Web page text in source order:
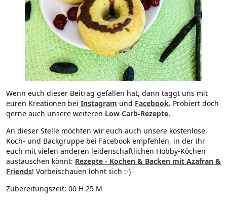
Wenn euch dieser Beitrag gefallen hat, dann taggt uns mit
euren Kreationen bei Instagram und Facebook. Probiert doch
gerne auch unsere weiteren Low Carb-Rezepte.
An dieser Stelle möchten wir euch auch unsere kostenlose
Koch- und Backgruppe bei Facebook empfehlen, in der ihr
euch mit vielen anderen leidenschaftlichen Hobby-Köchen
austauschen könnt: Rezepte - Kochen & Backen mit Azafran &
Friends! Vorbeischauen lohnt sich :-)
Zubereitungszeit: 00 H 25 M